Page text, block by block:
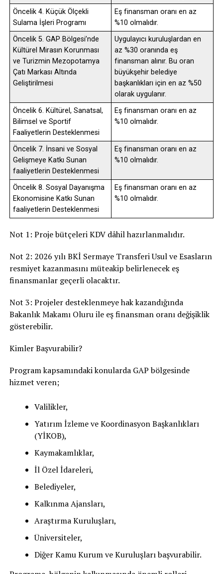
Öncelik 4. Küçük Ölçekli
Sulama İşleri Programı
Eş finansman oranı en az
%10 olmalıdır.
Öncelik 5. GAP Bölgesi’nde
Kültürel Mirasın Korunması
ve Turizmin Mezopotamya
Çatı Markası Altında
Geliştirilmesi
Uygulayıcı kuruluşlardan en
az %30 oranında eş
finansman alınır. Bu oran
büyükşehir belediye
başkanlıkları için en az %50
olarak uygulanır.
Öncelik 6. Kültürel, Sanatsal,
Bilimsel ve Sportif
Faaliyetlerin Desteklenmesi
Eş finansman oranı en az
%10 olmalıdır.
Öncelik 7. İnsani ve Sosyal
Gelişmeye Katkı Sunan
faaliyetlerin Desteklenmesi
Eş finansman oranı en az
%10 olmalıdır.
Öncelik 8. Sosyal Dayanışma
Ekonomisine Katkı Sunan
faaliyetlerin Desteklenmesi
Eş finansman oranı en az
%10 olmalıdır.
Not 1: Proje bütçeleri KDV dâhil hazırlanmalıdır.
Not 2: 2026 yılı BKİ Sermaye Transferi Usul ve Esasların
resmiyet kazanmasını müteakip belirlenecek eş
finansmanlar geçerli olacaktır.
Not 3: Projeler desteklenmeye hak kazandığında
Bakanlık Makamı Oluru ile eş finansman oranı değişiklik
gösterebilir.
Kimler Başvurabilir?
Program kapsamındaki konularda GAP bölgesinde
hizmet veren;
Valilikler,
Yatırım İzleme ve Koordinasyon Başkanlıkları
(YİKOB),
Kaymakamlıklar,
İl Özel İdareleri,
Belediyeler,
Kalkınma Ajansları,
Araştırma Kuruluşları,
Üniversiteler,
Diğer Kamu Kurum ve Kuruluşları başvurabilir.